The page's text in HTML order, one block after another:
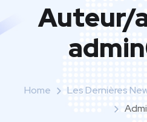
Auteur/
Home
Les Dernières